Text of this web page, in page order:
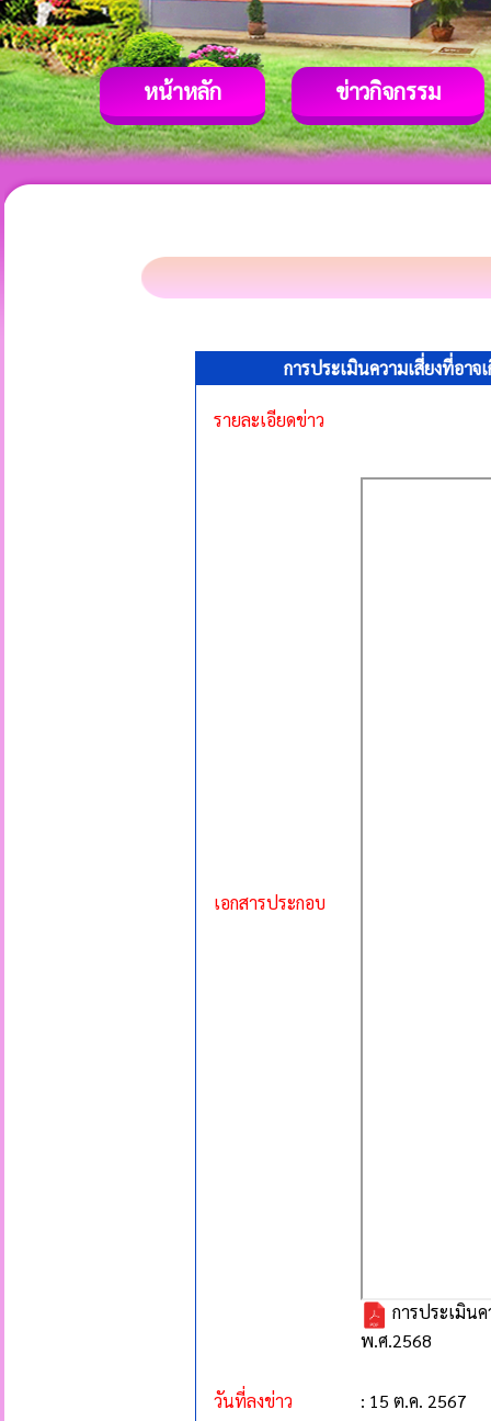
หน้าหลัก ข่าวกิจกรรม
การประเมินความเสี่ยงที่อา
รายละเอียดข่าว
เอกสารประกอบ
การประเมิน
พ.ศ.2568
วันที่ลงข่าว
: 15 ต.ค. 2567